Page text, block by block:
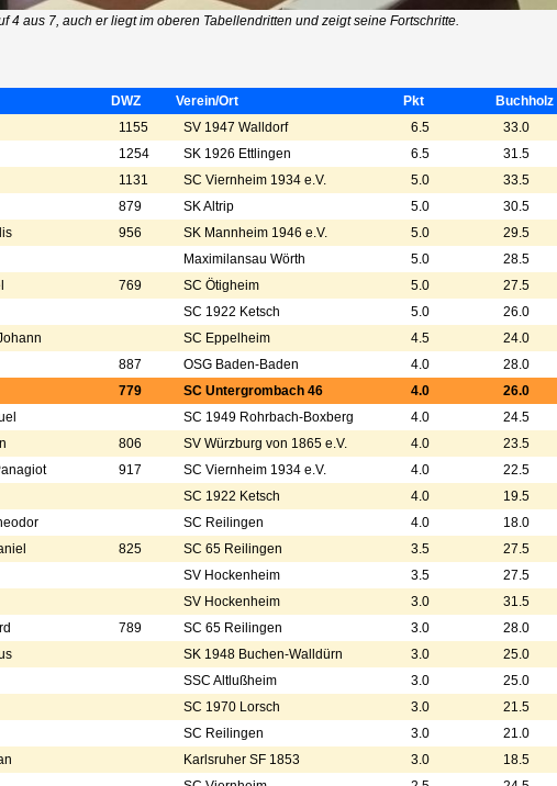
4 aus 7, auch er liegt im oberen Tabellendritten und zeigt seine Fortschritte.
DWZ Verein/Ort Pkt
Buchholz
1155 SV 1947 Walldorf 6.5
33.0
1254 SK 1926 Ettlingen 6.5
31.5
1131 SC Viernheim 1934 e.V. 5.0
33.5
879 SK Altrip 5.0
30.5
956 SK Mannheim 1946 e.V. 5.0
29.5
Maximilansau Wörth 5.0
28.5
769 SC Ötigheim 5.0
27.5
SC 1922 Ketsch 5.0
26.0
SC Eppelheim 4.5
24.0
887 OSG Baden-Baden 4.0
28.0
779 SC Untergrombach 46 4.0
26.0
SC 1949 Rohrbach-Boxberg 4.0
24.5
806 SV Würzburg von 1865 e.V. 4.0
23.5
917 SC Viernheim 1934 e.V. 4.0
22.5
SC 1922 Ketsch 4.0
19.5
SC Reilingen 4.0
18.0
825 SC 65 Reilingen 3.5
27.5
SV Hockenheim 3.5
27.5
SV Hockenheim 3.0
31.5
789 SC 65 Reilingen 3.0
28.0
SK 1948 Buchen-Walldürn 3.0
25.0
SSC Altlußheim 3.0
25.0
SC 1970 Lorsch 3.0
21.5
SC Reilingen 3.0
21.0
Karlsruher SF 1853 3.0
18.5